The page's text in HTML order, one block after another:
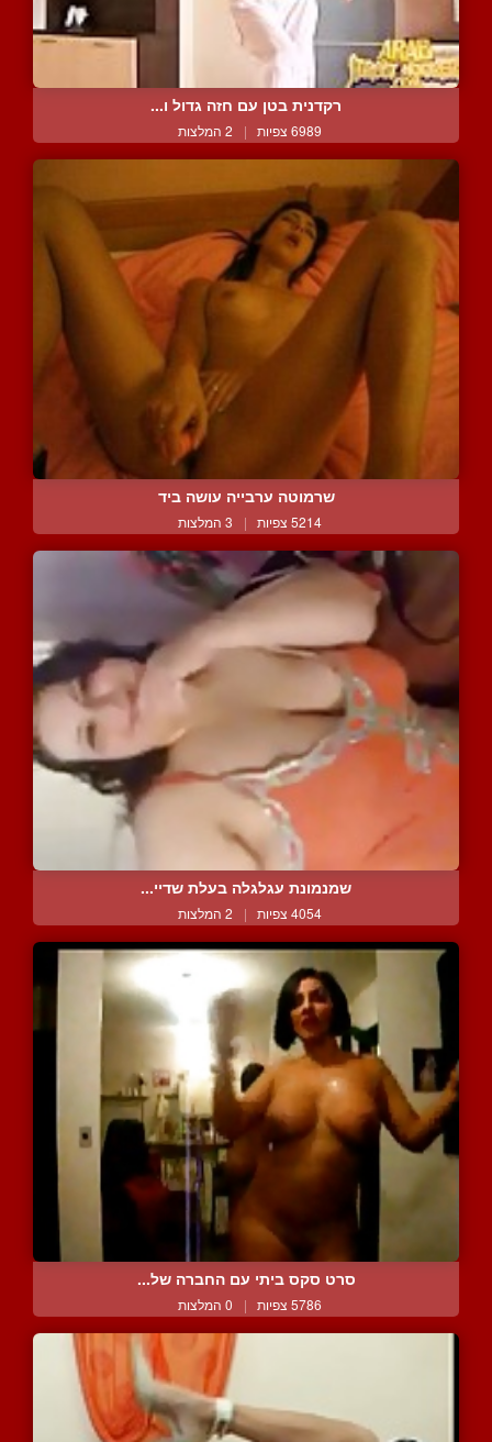
רקדנית בטן עם חזה גדול ו...
6989 צפיות | 2 המלצות
שרמוטה ערבייה עושה ביד
5214 צפיות | 3 המלצות
שמנמונת עגלגלה בעלת שדיי...
4054 צפיות | 2 המלצות
סרט סקס ביתי עם החברה של...
5786 צפיות | 0 המלצות